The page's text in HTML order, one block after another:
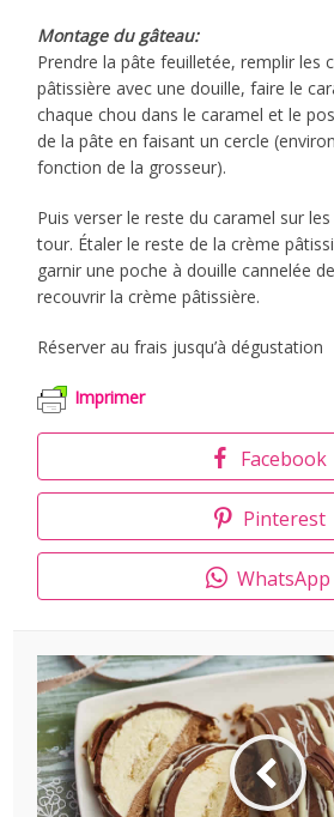
Montage du gâteau:
Prendre la pâte feuilletée, remplir les
pâtissière avec une douille, faire le
chaque chou dans le caramel et le
de la pâte en faisant un cercle
fonction de la grosseur).
Puis verser le reste du caramel sur
tour. Étaler le reste de la crème
garnir une poche à douille cannelée
recouvrir la crème pâtissière.
Réserver au frais jusqu’à dégustation
Imprimer
Facebook
Pinterest
WhatsApp